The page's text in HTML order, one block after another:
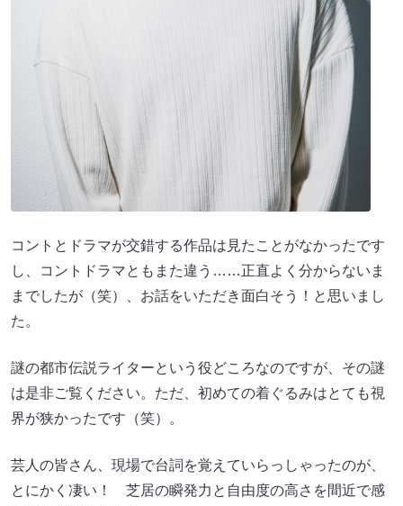
コントとドラマが交錯する作品は見たことがなかったです
し、コントドラマともまた違う……正直よく分からないま
までしたが（笑）、お話をいただき面白そう！と思いまし
た。
謎の都市伝説ライターという役どころなのですが、その謎
は是非ご覧ください。ただ、初めての着ぐるみはとても視
界が狭かったです（笑）。
芸人の皆さん、現場で台詞を覚えていらっしゃったのが、
とにかく凄い！ 芝居の瞬発力と自由度の高さを間近で感